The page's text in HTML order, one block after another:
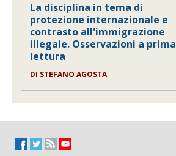
La disciplina in tema di
protezione internazionale e
contrasto all'immigrazione
illegale. Osservazioni a prima
lettura
DI STEFANO AGOSTA